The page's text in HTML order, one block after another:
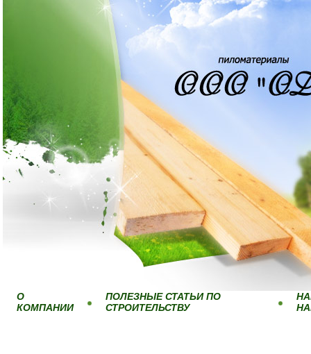
О
КОМПАНИИ
ПОЛЕЗНЫЕ СТАТЬИ ПО
СТРОИТЕЛЬСТВУ